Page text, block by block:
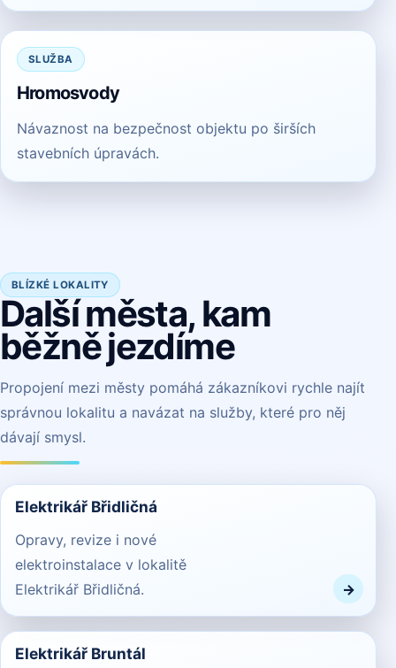
SLUŽBA
Hromosvody
Návaznost na bezpečnost objektu po širších
stavebních úpravách.
BLÍZKÉ LOKALITY
Další města, kam
běžně jezdíme
Propojení mezi městy pomáhá zákazníkovi rychle najít
správnou lokalitu a navázat na služby, které pro něj
dávají smysl.
Elektrikář Břidličná
Opravy, revize i nové
elektroinstalace v lokalitě
Elektrikář Břidličná.
Elektrikář Bruntál